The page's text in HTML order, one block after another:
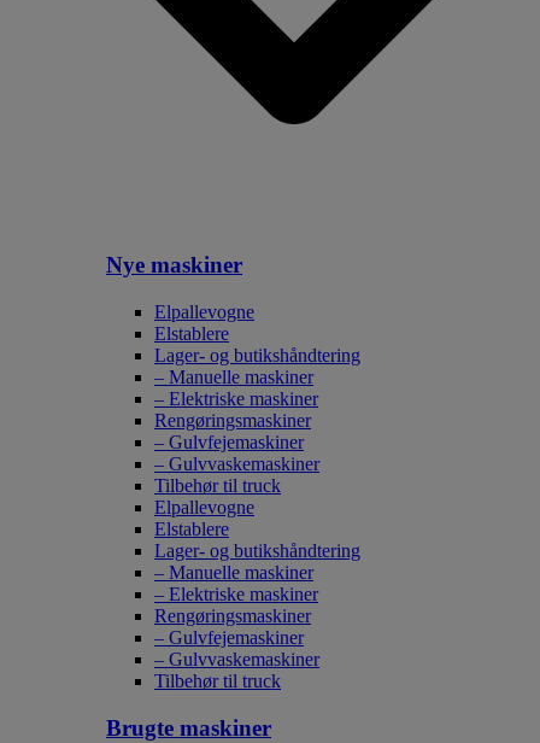
Nye maskiner
Elpallevogne
Elstablere
Lager- og butikshåndtering
– Manuelle maskiner
– Elektriske maskiner
Rengøringsmaskiner
– Gulvfejemaskiner
– Gulvvaskemaskiner
Tilbehør til truck
Elpallevogne
Elstablere
Lager- og butikshåndtering
– Manuelle maskiner
– Elektriske maskiner
Rengøringsmaskiner
– Gulvfejemaskiner
– Gulvvaskemaskiner
Tilbehør til truck
Brugte maskiner